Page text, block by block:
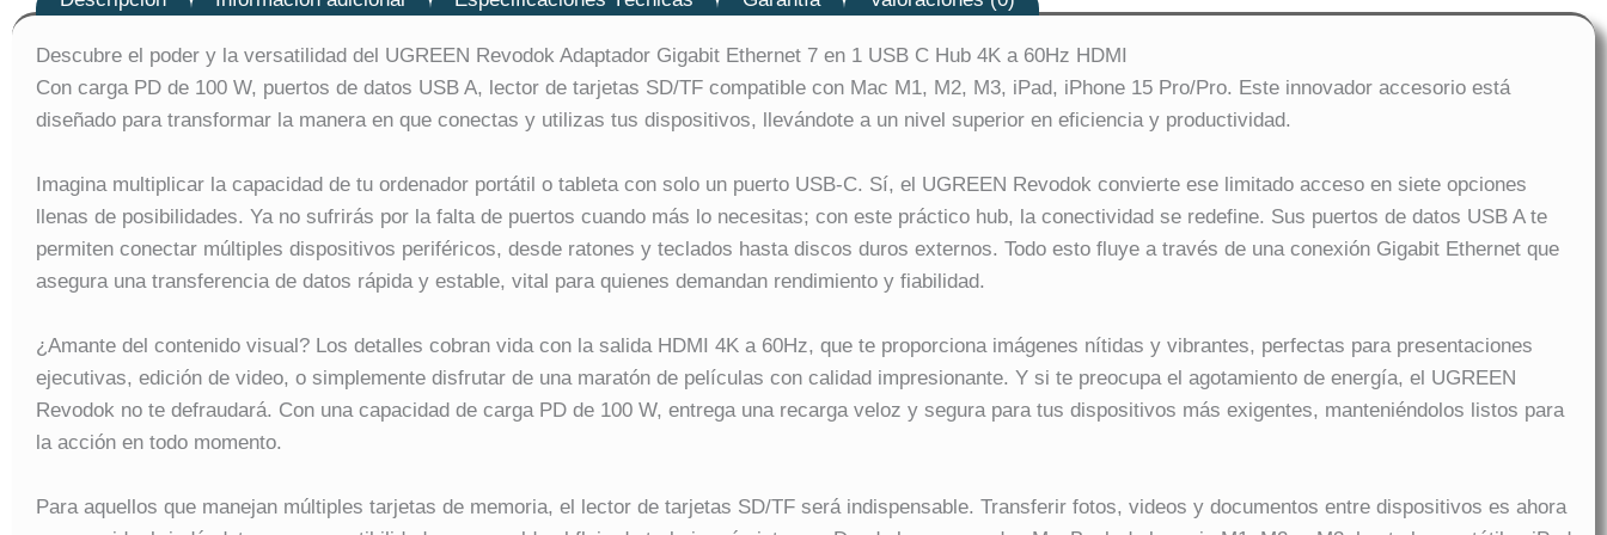
Descubre el poder y la versatilidad del UGREEN Revodok Adaptador Gigabit Ethernet 7 en 1 USB C Hub 4K a 60Hz HDMI
Con carga PD de 100 W, puertos de datos USB A, lector de tarjetas SD/TF compatible con Mac M1, M2, M3, iPad, iPhone 15 Pro/Pro. Este innovador accesorio está
diseñado para transformar la manera en que conectas y utilizas tus dispositivos, llevándote a un nivel superior en eficiencia y productividad.
Imagina multiplicar la capacidad de tu ordenador portátil o tableta con solo un puerto USB-C. Sí, el UGREEN Revodok convierte ese limitado acceso en siete opciones
llenas de posibilidades. Ya no sufrirás por la falta de puertos cuando más lo necesitas; con este práctico hub, la conectividad se redefine. Sus puertos de datos USB A te
permiten conectar múltiples dispositivos periféricos, desde ratones y teclados hasta discos duros externos. Todo esto fluye a través de una conexión Gigabit Ethernet que
asegura una transferencia de datos rápida y estable, vital para quienes demandan rendimiento y fiabilidad.
¿Amante del contenido visual? Los detalles cobran vida con la salida HDMI 4K a 60Hz, que te proporciona imágenes nítidas y vibrantes, perfectas para presentaciones
ejecutivas, edición de video, o simplemente disfrutar de una maratón de películas con calidad impresionante. Y si te preocupa el agotamiento de energía, el UGREEN
Revodok no te defraudará. Con una capacidad de carga PD de 100 W, entrega una recarga veloz y segura para tus dispositivos más exigentes, manteniéndolos listos para
la acción en todo momento.
Para aquellos que manejan múltiples tarjetas de memoria, el lector de tarjetas SD/TF será indispensable. Transferir fotos, videos y documentos entre dispositivos es ahora